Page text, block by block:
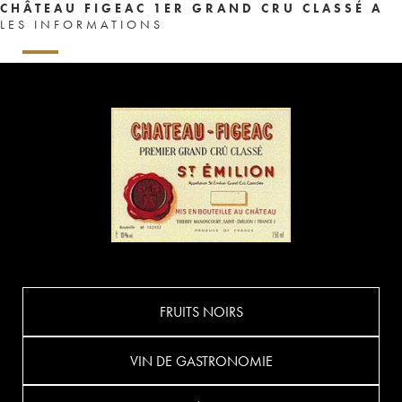
CHÂTEAU FIGEAC 1ER GRAND CRU CLASSÉ A
LES INFORMATIONS
FRUITS NOIRS
VIN DE GASTRONOMIE